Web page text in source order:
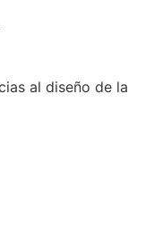
al diseño de la